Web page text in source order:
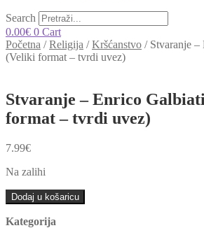
Search
0.00€ 0 Cart
Početna /Religija /Kršćanstvo / Stvaranje
(Veliki format – tvrdi uvez)
Stvaranje – Enrico
format – tvrdi uvez)
7.99€
Na zalihi
Stvaranje
-
Enrico
Dodaj u košaricu
Kategorija